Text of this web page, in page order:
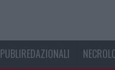
PUBLIREDAZIONALI